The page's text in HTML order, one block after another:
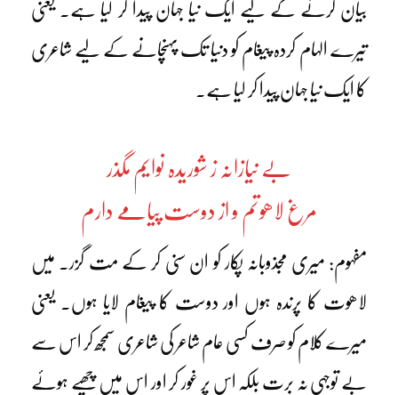
بیان کرنے کے لیے ایک نیا جہان پیدا کر لیا ہے۔ یعنی
تیرے الہام کردہ پیغام کو دنیا تک پہنچانے کے لیے شاعری
کا ایک نیا جہان پیدا کر لیا ہے۔
بے نیازانہ ز شوریدہ نوایم مگذر
مرغ لاھوتم و از دوست پیامے دارم
مفہوم: میری مجذوبانہ پکار کو ان سنی کر کے مت گزر۔ میں
لاھوت کا پرندہ ہوں اور دوست کا پیغام لایا ہوں۔ یعنی
میرے کلام کو صرف کسی عام شاعر کی شاعری سمجھ کر اس سے
بے توجہی نہ برت بلکہ اس پر غور کر اور اس میں چھپے ہوئے